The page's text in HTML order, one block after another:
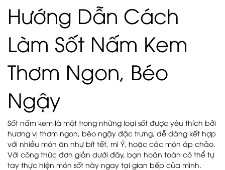
Hướng Dẫn Cách
Làm Sốt Nấm Kem
Thơm Ngon, Béo
Ngậy
Sốt nấm kem là một trong những loại sốt được yêu thích bởi
hương vị thơm ngon, béo ngậy đặc trưng, dễ dàng kết hợp
với nhiều món ăn như bít tết, mì Ý, hoặc các món áp chảo.
Với công thức đơn giản dưới đây, bạn hoàn toàn có thể tự
tay thực hiện món sốt này ngay tại gian bếp của mình.